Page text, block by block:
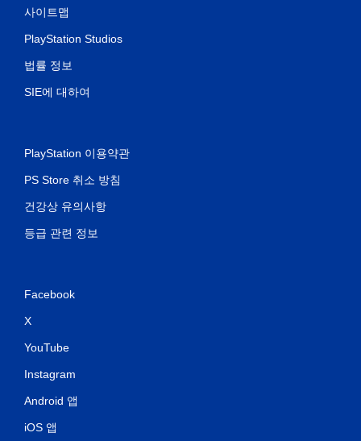
사이트맵
PlayStation Studios
법률 정보
SIE에 대하여
PlayStation 이용약관
PS Store 취소 방침
건강상 유의사항
등급 관련 정보
Facebook
X
YouTube
Instagram
Android 앱
iOS 앱